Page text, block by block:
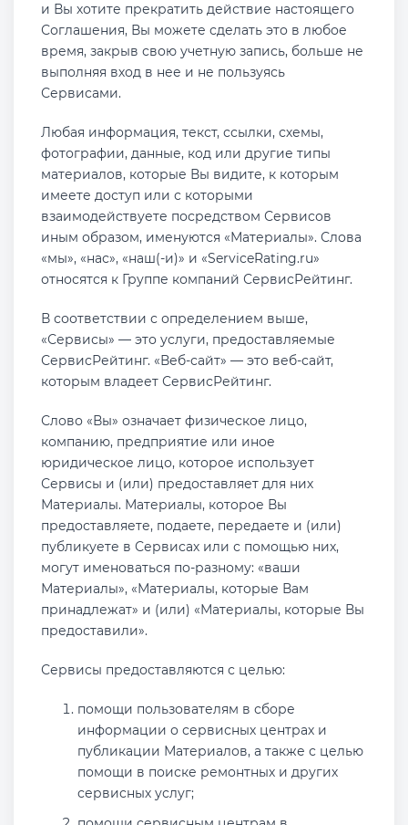
и Вы хотите прекратить действие настоящего
Соглашения, Вы можете сделать это в любое
время, закрыв свою учетную запись, больше не
выполняя вход в нее и не пользуясь
Сервисами.
Любая информация, текст, ссылки, схемы,
фотографии, данные, код или другие типы
материалов, которые Вы видите, к которым
имеете доступ или с которыми
взаимодействуете посредством Сервисов
иным образом, именуются «Материалы». Слова
«мы», «нас», «наш(-и)» и «ServiceRating.ru»
относятся к Группе компаний СервисРейтинг.
В соответствии с определением выше,
«Сервисы» — это услуги, предоставляемые
СервисРейтинг. «Веб-сайт» — это веб-сайт,
которым владеет СервисРейтинг.
Слово «Вы» означает физическое лицо,
компанию, предприятие или иное
юридическое лицо, которое использует
Сервисы и (или) предоставляет для них
Материалы. Материалы, которое Вы
предоставляете, подаете, передаете и (или)
публикуете в Сервисах или с помощью них,
могут именоваться по-разному: «ваши
Материалы», «Материалы, которые Вам
принадлежат» и (или) «Материалы, которые Вы
предоставили».
Сервисы предоставляются с целью:
помощи пользователям в сборе
информации о сервисных центрах и
публикации Материалов, а также с целью
помощи в поиске ремонтных и других
сервисных услуг;